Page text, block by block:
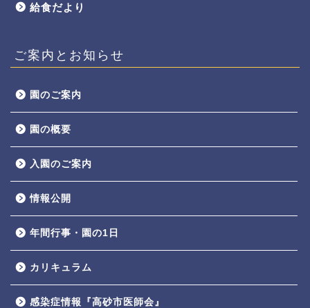
給食だより
ご案内とお知らせ
園のご案内
園の概要
入園のご案内
情報公開
年間行事・園の1日
カリキュラム
感染症情報『高砂市医師会』